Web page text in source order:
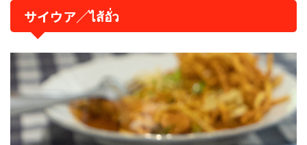
サイウア／ไส้อั่ว